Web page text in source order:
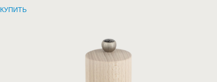
КУПИТЬ